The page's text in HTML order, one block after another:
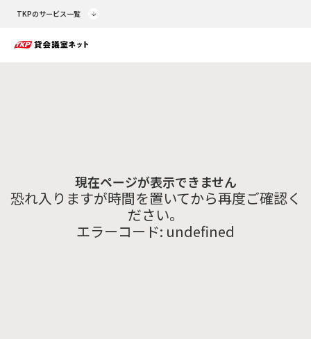
TKPのサービス一覧
現在ページが表示できません
恐れ入りますが時間を置いてから再度ご確認く
ださい。
エラーコード: undefined